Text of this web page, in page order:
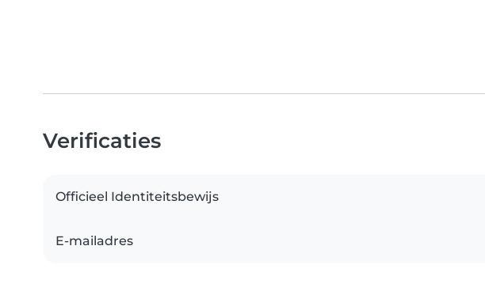
Verificaties
Officieel Identiteitsbewijs
E-mailadres